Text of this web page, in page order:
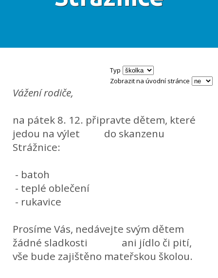
Typ
Zobrazit na úvodní stránce
Vážení rodiče,
na pátek 8. 12. připravte dětem, které
jedou na výlet do skanzenu
Strážnice:
- batoh
- teplé oblečení
- rukavice
Prosíme Vás, nedávejte svým dětem
žádné sladkosti ani jídlo či pití,
vše bude zajištěno mateřskou školou.